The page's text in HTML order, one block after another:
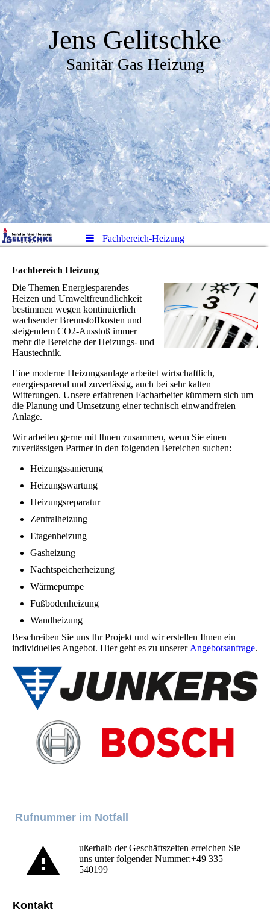
Jens Gelitschke
Sanitär Gas Heizung
Fachbereich-Heizung
Fachbereich Heizung
Die Themen Energiesparendes
Heizen und Umweltfreundlichkeit
bestimmen wegen kontinuierlich
wachsender Brennstoffkosten und
steigendem CO2-Ausstoß immer
mehr die Bereiche der Heizungs- und
Haustechnik.
Eine moderne Heizungsanlage arbeitet wirtschaftlich,
energiesparend und zuverlässig, auch bei sehr kalten
Witterungen. Unsere erfahrenen Facharbeiter kümmern sich um
die Planung und Umsetzung einer technisch einwandfreien
Anlage.
Wir arbeiten gerne mit Ihnen zusammen, wenn Sie einen
zuverlässigen Partner in den folgenden Bereichen suchen:
Heizungssanierung
Heizungswartung
Heizungsreparatur
Zentralheizung
Etagenheizung
Gasheizung
Nachtspeicherheizung
Wärmepumpe
Fußbodenheizung
Wandheizung
Beschreiben Sie uns Ihr Projekt und wir erstellen Ihnen ein
individuelles Angebot. Hier geht es zu unserer Angebotsanfrage.
Rufnummer im Notfall
ußerhalb der Geschäftszeiten erreichen Sie
uns unter folgender Nummer:+49 335
540199
Kontakt